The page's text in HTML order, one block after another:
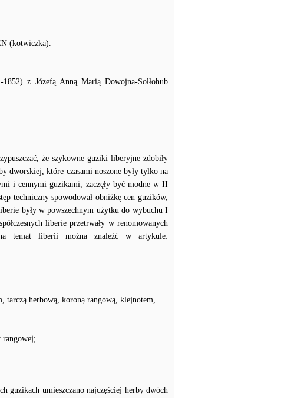
(kotwiczka).
z Józefą Anną Marią Dowojna-Sołłohub
że szykowne guziki liberyjne zdobiły
dworskiej, które czasami noszone były tylko na
i cennymi guzikami, zaczęły być modne w II
techniczny spowodował obniżkę cen guzików,
były w powszechnym użytku do wybuchu I
liberie przetrwały w renomowanych
temat liberii można znaleźć w artykule:
tarczą herbową, koroną rangową, klejnotem,
rangowej;
guzikach umieszczano najczęściej herby dwóch